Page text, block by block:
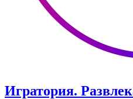
Игратория.